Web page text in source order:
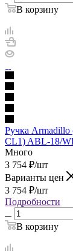
В корзину
Ручка Armadillo
CL1) ABL-18/
Много
3 754 ₽/шт
Варианты цен
3 754 ₽/шт
Подробности
В корзину